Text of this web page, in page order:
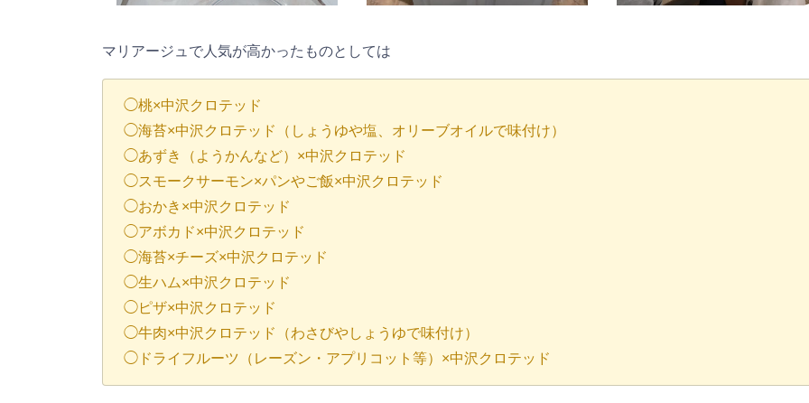
マリアージュで人気が高かったものとしては
◯桃×中沢クロテッド
◯海苔×中沢クロテッド（しょうゆや塩、オリーブオイルで味付け）
◯あずき（ようかんなど）×中沢クロテッド
◯スモークサーモン×パンやご飯×中沢クロテッド
◯おかき×中沢クロテッド
◯アボカド×中沢クロテッド
◯海苔×チーズ×中沢クロテッド
◯生ハム×中沢クロテッド
◯ピザ×中沢クロテッド
◯牛肉×中沢クロテッド（わさびやしょうゆで味付け）
◯ドライフルーツ（レーズン・アプリコット等）×中沢クロテッド